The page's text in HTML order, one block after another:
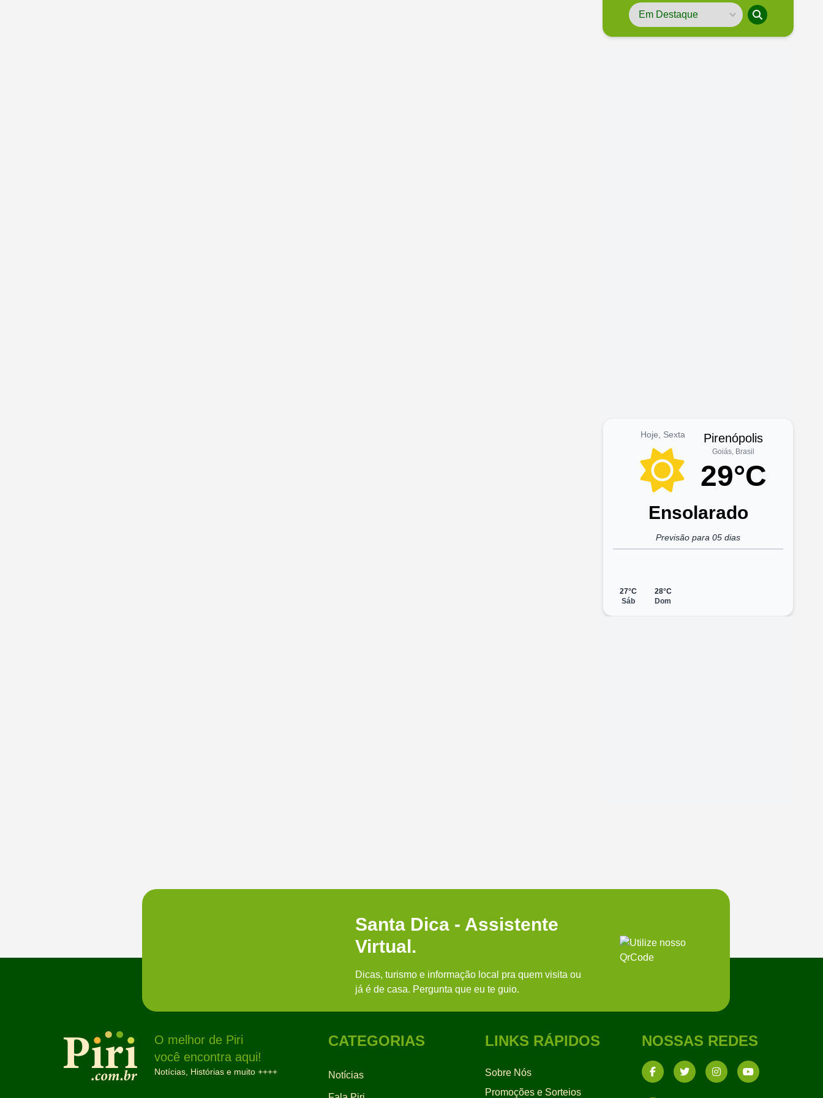
Hoje, Sexta Pirenópolis
Goiás, Brasil
29°C
Ensolarado
Previsão para 05 dias
27°C
Sáb
28°C
Dom
Santa Dica - Assistente
Virtual.
Dicas, turismo e informação local pra quem visita ou
já é de casa. Pergunta que eu te guio.
O melhor de Piri
você encontra aqui!
Notícias, Histórias e muito ++++
CATEGORIAS
Notícias
LINKS RÁPIDOS
Sobre Nós
Promoções e Sorteios
NOSSAS REDES